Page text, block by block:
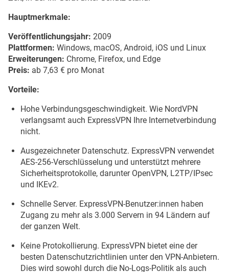
Hauptmerkmale:
Veröffentlichungsjahr: 2009
Plattformen: Windows, macOS, Android, iOS und Linux
Erweiterungen: Chrome, Firefox, und Edge
Preis: ab 7,63 € pro Monat
Vorteile:
Hohe Verbindungsgeschwindigkeit. Wie NordVPN
verlangsamt auch ExpressVPN Ihre Internetverbindung
nicht.
Ausgezeichneter Datenschutz. ExpressVPN verwendet
AES-256-Verschlüsselung und unterstützt mehrere
Sicherheitsprotokolle, darunter OpenVPN, L2TP/IPsec
und IKEv2.
Schnelle Server. ExpressVPN-Benutzer:innen haben
Zugang zu mehr als 3.000 Servern in 94 Ländern auf
der ganzen Welt.
Keine Protokollierung. ExpressVPN bietet eine der
besten Datenschutzrichtlinien unter den VPN-Anbietern.
Dies wird sowohl durch die No-Logs-Politik als auch